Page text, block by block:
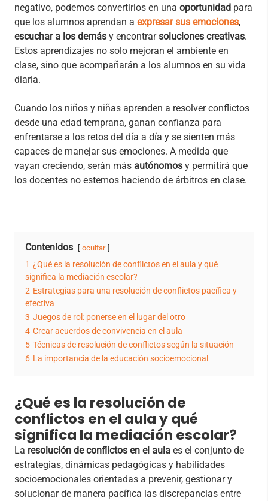
negativo, podemos convertirlos en una oportunidad para
que los alumnos aprendan a expresar sus emociones,
escuchar a los demás y encontrarsoluciones creativas.
Estos aprendizajes no solo mejoran el ambiente en
clase, sino que acompañarán a los alumnos en su vida
diaria.
Cuando los niños y niñas aprenden a resolver conflictos
desde una edad temprana, ganan confianza para
enfrentarse a los retos del día a día y se sienten más
capaces de manejar sus emociones. A medida que
vayan creciendo, serán más autónomos y permitirá que
los docentes no estemos haciendo de árbitros en clase.
Contenidos ocultar
1 ¿Qué es la resolución de conflictos en el aula y qué
significa la mediación escolar?
2 Estrategias para una resolución de conflictos pacífica y
efectiva
3 Juegos de rol: ponerse en el lugar del otro
4 Crear acuerdos de convivencia en el aula
5 Técnicas de resolución de conflictos según la situación
6 La importancia de la educación socioemocional
¿Qué es la resolución de
conflictos en el aula y qué
significa la mediación escolar?
La resolución de conflictos en el aula es el conjunto de
estrategias, dinámicas pedagógicas y habilidades
socioemocionales orientadas a prevenir, gestionar y
solucionar de manera pacífica las discrepancias entre